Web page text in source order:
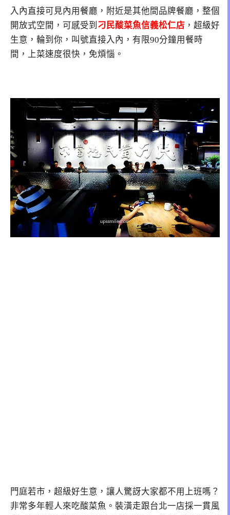
入內直接可見內用餐廳，附近是其他間品牌餐廳，整個
開放式空間，可感受到 刁民酸菜魚信義松仁店 ，超級好
生意，輪到你，叫號直接入內，有限90分鐘用餐時
間，上菜速度很快，免煩惱。
門庭若市，超級好生意，讓人驚訝大家都不用上班嗎？
非常多年輕人來吃酸菜魚。裝潢走跟台北一店採一貫風